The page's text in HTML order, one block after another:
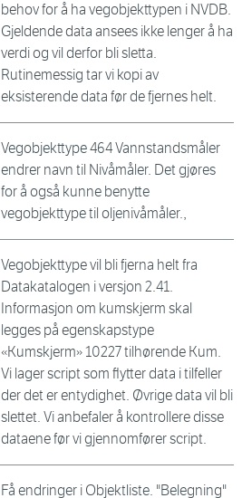
behov for å ha vegobjekttypen i NVDB.
Gjeldende data ansees ikke lenger å ha
verdi og vil derfor bli sletta.
Rutinemessig tar vi kopi av
eksisterende data før de fjernes helt.
Vegobjekttype 464 Vannstandsmåler
endrer navn til Nivåmåler. Det gjøres
for å også kunne benytte
vegobjekttype til oljenivåmåler.,
Vegobjekttype vil bli fjerna helt fra
Datakatalogen i versjon 2.41.
Informasjon om kumskjerm skal
legges på egenskapstype
«Kumskjerm» 10227 tilhørende Kum.
Vi lager script som flytter data i tilfeller
der det er entydighet. Øvrige data vil bli
slettet. Vi anbefaler å kontrollere disse
dataene før vi gjennomfører script.
Få endringer i Objektliste. "Belegning"